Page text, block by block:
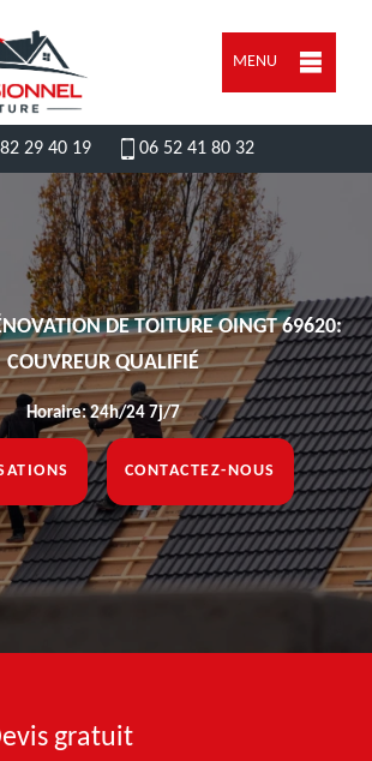
MENU
29 40 19 06 52 41 80 32
DE TOITURE OINGT 69620:
COUVREUR QUALIFIÉ
Horaire: 24h/24 7j/7
CONTACTEZ-NOUS
gratuit